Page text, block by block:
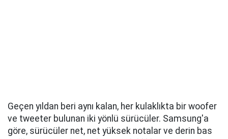
Geçen yıldan beri aynı kalan, her kulaklıkta bir woofer
ve tweeter bulunan iki yönlü sürücüler. Samsung'a
göre, sürücüler net, net yüksek notalar ve derin bas